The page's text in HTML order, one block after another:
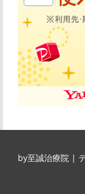
by至誠治療院 |